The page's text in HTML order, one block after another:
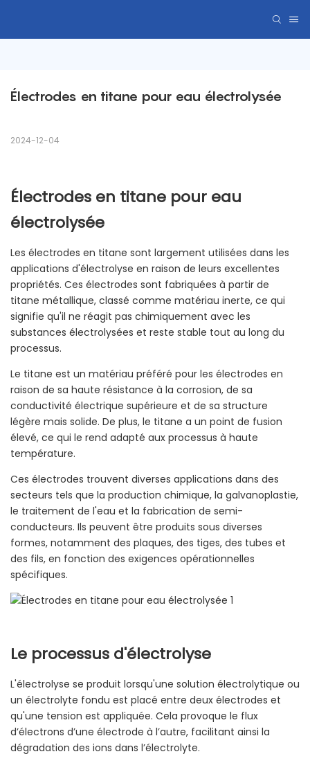
Électrodes en titane pour eau électrolysée
2024-12-04
Électrodes en titane pour eau
électrolysée
Les électrodes en titane sont largement utilisées dans les
applications d'électrolyse en raison de leurs excellentes
propriétés. Ces électrodes sont fabriquées à partir de
titane métallique, classé comme matériau inerte, ce qui
signifie qu'il ne réagit pas chimiquement avec les
substances électrolysées et reste stable tout au long du
processus.
Le titane est un matériau préféré pour les électrodes en
raison de sa haute résistance à la corrosion, de sa
conductivité électrique supérieure et de sa structure
légère mais solide. De plus, le titane a un point de fusion
élevé, ce qui le rend adapté aux processus à haute
température.
Ces électrodes trouvent diverses applications dans des
secteurs tels que la production chimique, la galvanoplastie,
le traitement de l'eau et la fabrication de semi-
conducteurs. Ils peuvent être produits sous diverses
formes, notamment des plaques, des tiges, des tubes et
des fils, en fonction des exigences opérationnelles
spécifiques.
Le processus d'électrolyse
L'électrolyse se produit lorsqu'une solution électrolytique ou
un électrolyte fondu est placé entre deux électrodes et
qu'une tension est appliquée. Cela provoque le flux
d’électrons d’une électrode à l’autre, facilitant ainsi la
dégradation des ions dans l’électrolyte.